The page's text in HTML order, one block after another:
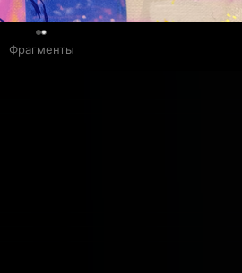
Фрагменты